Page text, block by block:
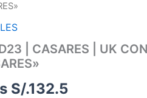
| CASARES | UK
S/.132.5